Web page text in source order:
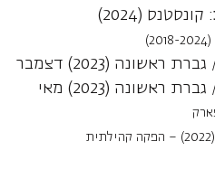
: קונסטנס (2024)
(2023) דצמבר
ראשונה (2023) מאי